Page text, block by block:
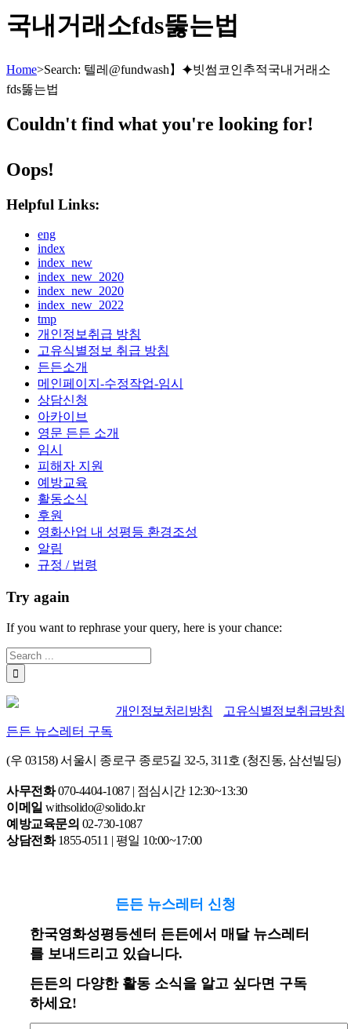
국내거래소fds뚫는법
Home>Search: 텔레@fundwash】⯌빗썸코인추적국내거래소
fds뚫는법
Couldn't find what you're looking for!
Oops!
Helpful Links:
eng
index
index_new
index_new_2020
index_new_2020
index_new_2022
tmp
개인정보취급 방침
고유식별정보 취급 방침
든든소개
메인페이지-수정작업-임시
상담신청
아카이브
영문 든든 소개
임시
피해자 지원
예방교육
활동소식
후원
영화산업 내 성평등 환경조성
알림
규정 / 법령
Try again
If you want to rephrase your query, here is your chance:
개인정보처리방침
고유식별정보취급방침
든든 뉴스레터 구독
(우 03158) 서울시 종로구 종로5길 32-5, 311호 (청진동, 삼선빌딩)
사무전화070-4404-1087 | 점심시간 12:30~13:30
이메일 withsolido@solido.kr
예방교육문의 02-730-1087
상담전화1855-0511 | 평일 10:00~17:00
든든 뉴스레터 신청
한국영화성평등센터 든든에서 매달 뉴스레터
를 보내드리고 있습니다.
든든의 다양한 활동 소식을 알고 싶다면 구독
하세요!